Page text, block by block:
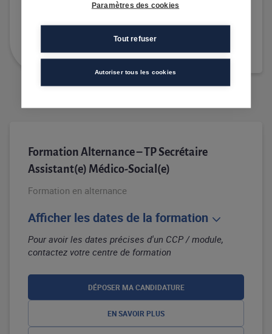
EN SAVOIR PLUS
RECEVOIR LA DOCUMENTATION
Formation Alternance – TP Secrétaire
Assistant(e) Médico-Social(e)
Formation en alternance
Afficher les dates de la formation
Pour avoir les dates précises d'un CCP / module,
contactez votre centre de formation
DÉPOSER MA CANDIDATURE
EN SAVOIR PLUS
Paramètres des cookies
Tout refuser
Autoriser tous les cookies